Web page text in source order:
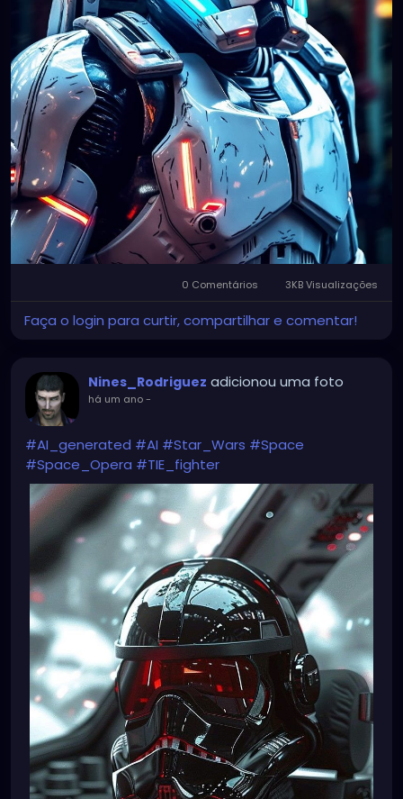
0 Comentários 3KB Visualizações
Faça o login para curtir, compartilhar e comentar!
Nines_Rodriguez adicionou uma foto
há um ano-
#AI_generated #AI #Star_Wars #Space
#Space_Opera #TIE_fighter